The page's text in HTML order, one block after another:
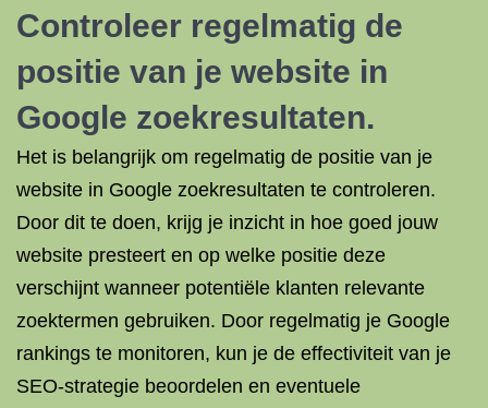
Controleer regelmatig de
positie van je website in
Google zoekresultaten.
Het is belangrijk om regelmatig de positie van je
website in Google zoekresultaten te controleren.
Door dit te doen, krijg je inzicht in hoe goed jouw
website presteert en op welke positie deze
verschijnt wanneer potentiële klanten relevante
zoektermen gebruiken. Door regelmatig je Google
rankings te monitoren, kun je de effectiviteit van je
SEO-strategie beoordelen en eventuele